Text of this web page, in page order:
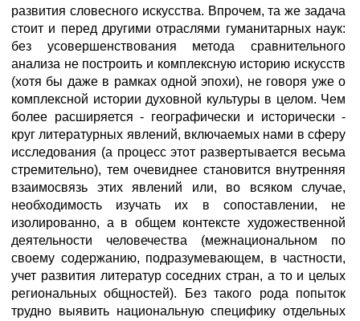
развития словесного искусства. Впрочем, та же задача
стоит и перед другими отраслями гуманитарных наук:
без усовершенствования метода сравнительного
анализа не построить и комплексную историю искусств
(хотя бы даже в рамках одной эпохи), не говоря уже о
комплексной истории духовной культуры в целом. Чем
более расширяется - географически и исторически -
круг литературных явлений, включаемых нами в сферу
исследования (а процесс этот развертывается весьма
стремительно), тем очевиднее становится внутренняя
взаимосвязь этих явлений или, во всяком случае,
необходимость изучать их в сопоставлении, не
изолированно, а в общем контексте художественной
деятельности человечества (межнациональном по
своему содержанию, подразумевающем, в частности,
учет развития литератур соседних стран, а то и целых
региональных общностей). Без такого рода попыток
трудно выявить национальную специфику отдельных